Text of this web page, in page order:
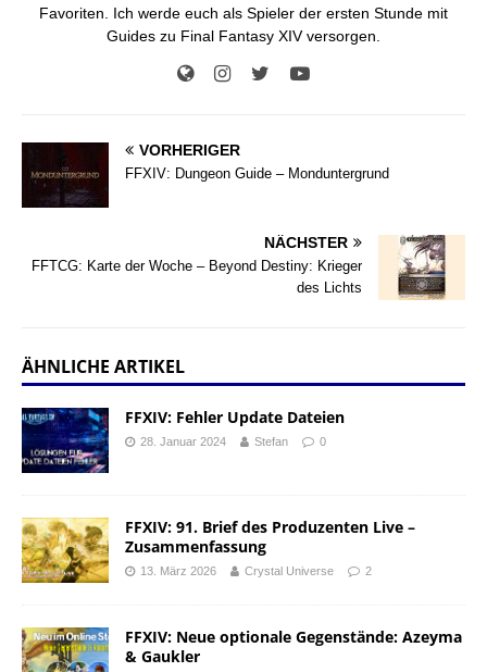
Favoriten. Ich werde euch als Spieler der ersten Stunde mit
Guides zu Final Fantasy XIV versorgen.
VORHERIGER
FFXIV: Dungeon Guide – Monduntergrund
NÄCHSTER
FFTCG: Karte der Woche – Beyond Destiny: Krieger
des Lichts
ÄHNLICHE ARTIKEL
FFXIV: Fehler Update Dateien
28. Januar 2024 Stefan 0
FFXIV: 91. Brief des Produzenten Live –
Zusammenfassung
13. März 2026 Crystal Universe 2
FFXIV: Neue optionale Gegenstände: Azeyma
& Gaukler